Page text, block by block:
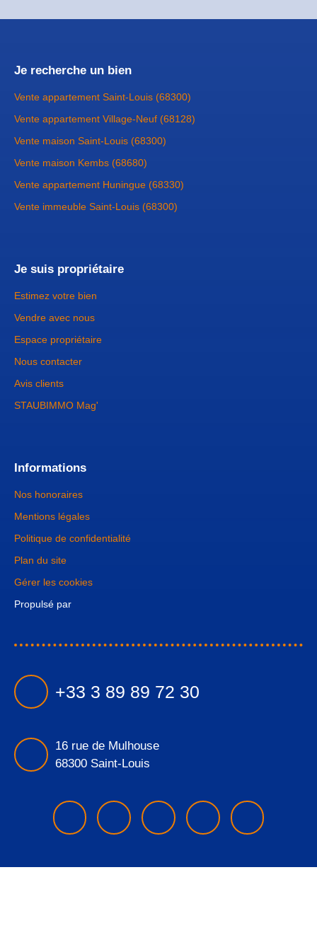
Je recherche un bien
Vente appartement Saint-Louis (68300)
Vente appartement Village-Neuf (68128)
Vente maison Saint-Louis (68300)
Vente maison Kembs (68680)
Vente appartement Huningue (68330)
Vente immeuble Saint-Louis (68300)
Je suis propriétaire
Estimez votre bien
Vendre avec nous
Espace propriétaire
Nous contacter
Avis clients
STAUBIMMO Mag'
Informations
Nos honoraires
Mentions légales
Politique de confidentialité
Plan du site
Gérer les cookies
Propulsé par
+33 3 89 89 72 30
16 rue de Mulhouse
68300 Saint-Louis